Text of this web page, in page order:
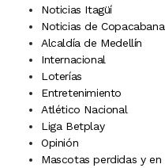
Noticias Itagüí
Noticias de Copacabana
Alcaldía de Medellín
Internacional
Loterías
Entretenimiento
Atlético Nacional
Liga Betplay
Opinión
Mascotas perdidas y en